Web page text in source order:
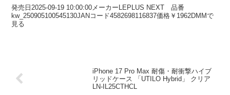
Lite」ゴリラガラス 超透明 LN-
IP25FGLO
発売日2025-09-19 10:00:00メーカーLEPLUS NEXT 品番
kw_250905100545130JANコード4582698116837価格￥1962DMMで
見る
iPhone 17 Pro Max 耐傷・耐衝撃ハイブ
リッドケース 「UTILO Hybrid」 クリア
LN-IL25CTHCL